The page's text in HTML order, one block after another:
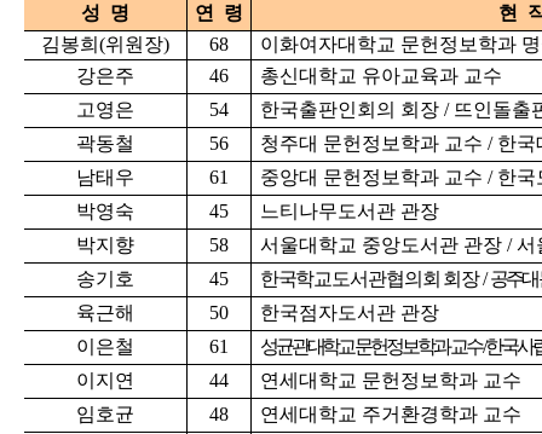
성 명 연 령
현
김봉희(위원장)
68
이화여자대학교 문헌정보학과
강은주
46
총신대학교 유아교육과 교수
고영은
54
한국출판인회의 회장 / 뜨인돌출
곽동철
56
청주대 문헌정보학과 교수 / 한
남태우
61
중앙대 문헌정보학과 교수 / 한
박영숙
45
느티나무도서관 관장
박지향
58
서울대학교 중앙도서관 관장 /
송기호
45 한국학교도서관협의회 회장 / 공주대
육근해
50
한국점자도서관 관장
이은철
61
성균관대학교 문헌정보학과 교수 / 한국
이지연
44
연세대학교 문헌정보학과 교수
임호균
48 연세대학교 주거환경학과 교수